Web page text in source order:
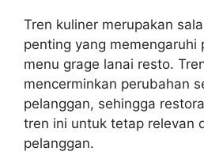
Tren kuliner merupakan
penting yang memengaruhi
menu grage lanai resto.
mencerminkan perubahan
pelanggan, sehingga
tren ini untuk tetap relevan
pelanggan.